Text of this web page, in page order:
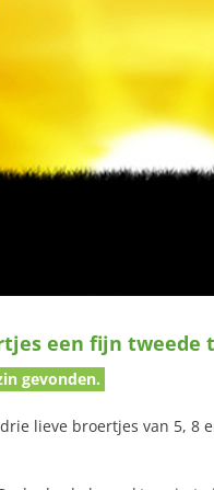
een fijn tweede
gevonden.
lieve broertjes van 5, 8